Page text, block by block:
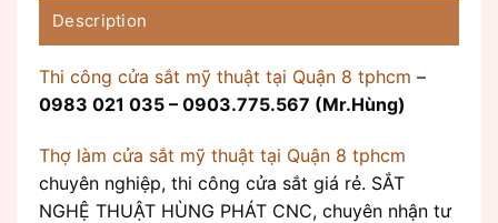
Description
Thi công cửa sắt mỹ thuật tại Quận 8 tphcm –
0983 021 035 – 0903.775.567 (Mr.Hùng)
Thợ làm cửa sắt mỹ thuật tại Quận 8 tphcm
chuyên nghiệp, thi công cửa sắt giá rẻ. SẮT
NGHỆ THUẬT HÙNG PHÁT CNC, chuyên nhận tư